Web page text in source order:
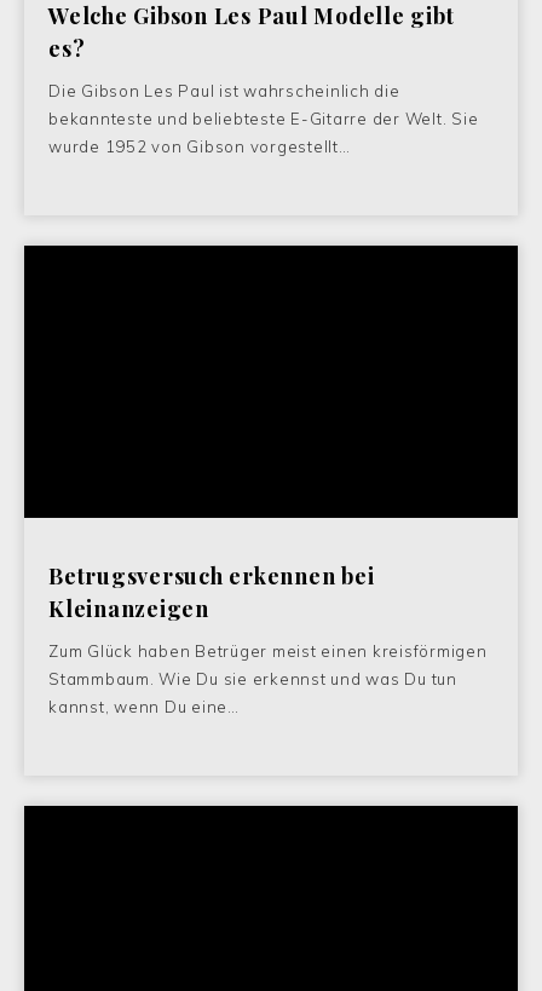
Welche Gibson Les Paul Modelle gibt
es?
Die Gibson Les Paul ist wahrscheinlich die
bekannteste und beliebteste E-Gitarre der Welt. Sie
wurde 1952 von Gibson vorgestellt…
Betrugsversuch erkennen bei
Kleinanzeigen
Zum Glück haben Betrüger meist einen kreisförmigen
Stammbaum. Wie Du sie erkennst und was Du tun
kannst, wenn Du eine…